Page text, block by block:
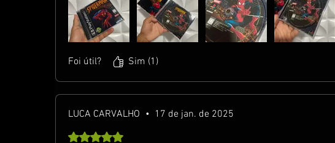
Foi útil? Sim (1)
LUCA CARVALHO • 17 de jan. de 2025
Rated 5 out of 5 stars.